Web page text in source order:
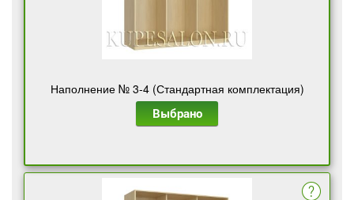
Наполнение № 3-4 (Стандартная комплектация)
Выбрано